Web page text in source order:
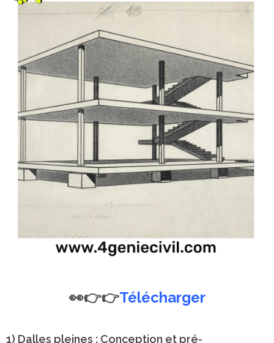
👀👉👉Télécharger
1) Dalles pleines : Conception et pré-